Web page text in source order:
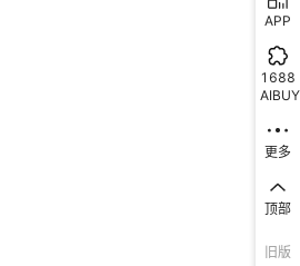
APP
1688
AIBUY
更多
顶部
旧版